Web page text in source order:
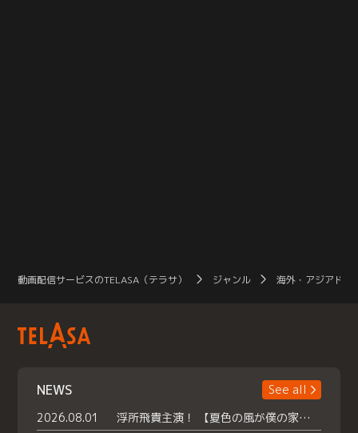
動画配信サービスのTELASA（テラサ） ジャンル 海外・アジアドラ
NEWS
See all
2026.08.01
浮所飛貴主演！ 【夏色の風が僕の家にやってきた】 本日よりテラサで独占配信スタート！